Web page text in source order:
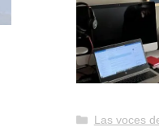
Categorías
Las voces